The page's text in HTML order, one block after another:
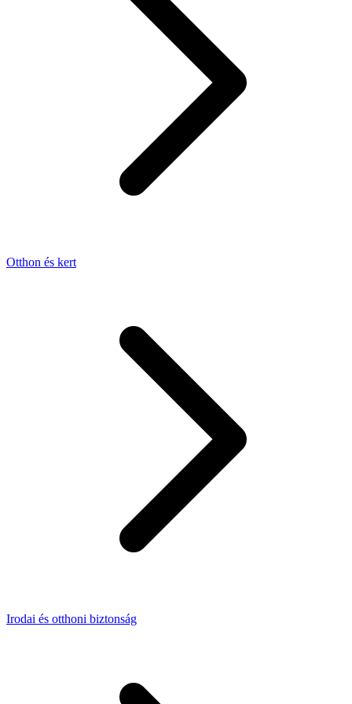
Otthon és kert
Irodai és otthoni biztonság